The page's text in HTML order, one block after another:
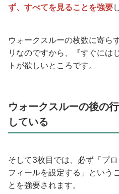
ず、すべてを見ることを強要
ウォークスルーの枚数に寄ら
リなのですから、『すぐには
トが欲しいところです。
ウォークスルーの後の
している
そして3枚目では、必ず「プロ
フィールを設定する」というこ
とを強要されます。